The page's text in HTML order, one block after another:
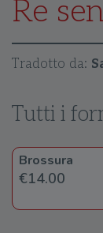
Re
Tradotto da:
Tutti i
Brossura
€14.00